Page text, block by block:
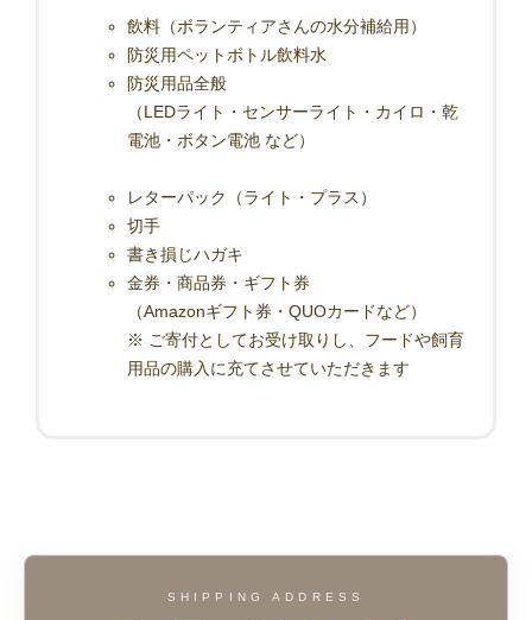
飲料（ボランティアさんの水分補給用）
防災用ペットボトル飲料水
防災用品全般
（LEDライト・センサーライト・カイロ・乾
電池・ボタン電池 など）
レターパック（ライト・プラス）
切手
書き損じハガキ
金券・商品券・ギフト券
（Amazonギフト券・QUOカードなど）
※ ご寄付としてお受け取りし、フードや飼育
用品の購入に充てさせていただきます
SHIPPING ADDRESS